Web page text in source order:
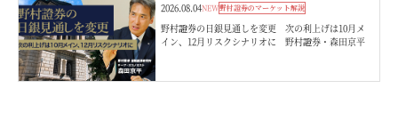
2026.08.04NEW野村證券のマーケット解説
野村證券の日銀見通しを変更 次の利上げは10月メ
イン、12月リスクシナリオに 野村證券・森田京平